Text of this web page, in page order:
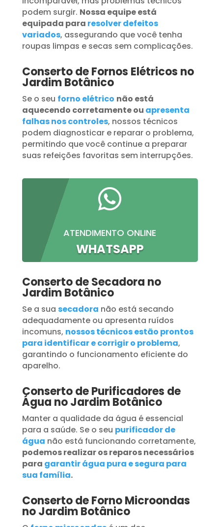
podem surgir. Nossa equipe está
equipada para resolver defeitos
variados, assegurando que você tenha
roupas limpas e secas sem complicações.
Conserto de Fornos Elétricos no
Jardim Botânico
Se o seu forno elétrico não está
aquecendo corretamente ou apresenta
falhas nos controles, nossos técnicos
podem diagnosticar e reparar o problema,
permitindo que você continue a preparar
suas refeições favoritas sem interrupções.

ATENDIMENTO ONLINE
WHATSAPP
Conserto de Secadora no
Jardim Botânico
Se a sua secadora não está secando
adequadamente ou apresenta ruídos
incomuns, nossos técnicos estão prontos
para identificar e corrigir o problema,
garantindo o funcionamento eficiente do
aparelho.
Conserto de Purificadores de
Água no Jardim Botânico
Manter a qualidade da água é essencial
para a saúde. Se o seu purificador de
água não está funcionando corretamente,
podemos realizar os reparos necessários
para garantir água pura e segura para
sua família.
Conserto de Forno Microondas
no Jardim Botânico